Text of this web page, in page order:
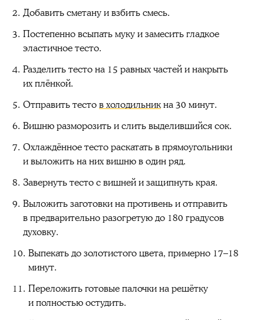
Добавить сметану и взбить смесь.
Постепенно всыпать муку и замесить гладкое
эластичное тесто.
Разделить тесто на 15 равных частей и накрыть
их плёнкой.
Отправить тестов холодильникна 30 минут.
Вишню разморозить и слить выделившийся сок.
Охлаждённое тесто раскатать в прямоугольники
и выложить на них вишню в один ряд.
Завернуть тесто с вишней и защипнуть края.
Выложить заготовки на противень и отправить
в предварительно разогретую до 180 градусов
духовку.
Выпекать до золотистого цвета, примерно 17–18
минут.
Переложить готовые палочки на решётку
и полностью остудить.